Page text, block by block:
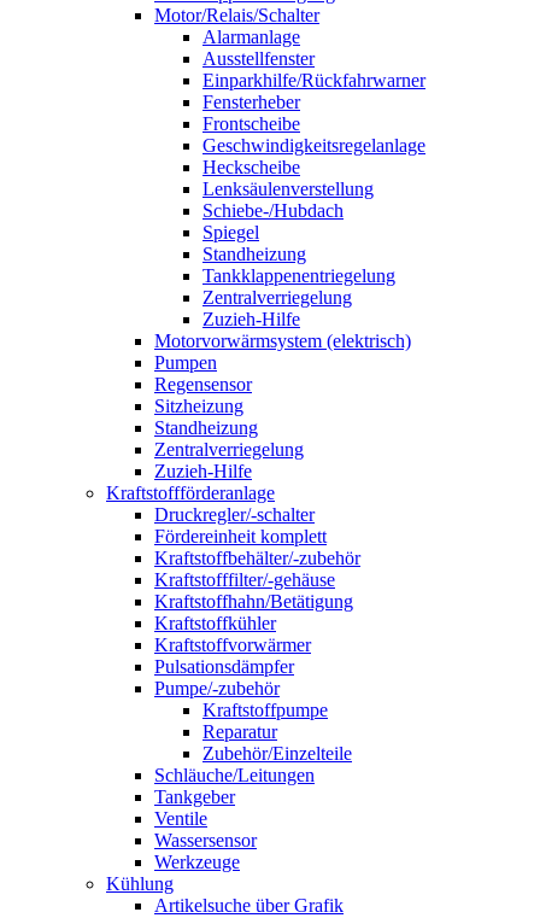
Motor/Relais/Schalter
Alarmanlage
Ausstellfenster
Einparkhilfe/Rückfahrwarner
Fensterheber
Frontscheibe
Geschwindigkeitsregelanlage
Heckscheibe
Lenksäulenverstellung
Schiebe-/Hubdach
Spiegel
Standheizung
Tankklappenentriegelung
Zentralverriegelung
Zuzieh-Hilfe
Motorvorwärmsystem (elektrisch)
Pumpen
Regensensor
Sitzheizung
Standheizung
Zentralverriegelung
Zuzieh-Hilfe
Kraftstoffförderanlage
Druckregler/-schalter
Fördereinheit komplett
Kraftstoffbehälter/-zubehör
Kraftstofffilter/-gehäuse
Kraftstoffhahn/Betätigung
Kraftstoffkühler
Kraftstoffvorwärmer
Pulsationsdämpfer
Pumpe/-zubehör
Kraftstoffpumpe
Reparatur
Zubehör/Einzelteile
Schläuche/Leitungen
Tankgeber
Ventile
Wassersensor
Werkzeuge
Kühlung
Artikelsuche über Grafik